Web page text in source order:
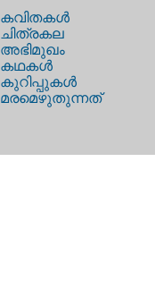
കവിതകള്‍
ചിത്രകല
അഭിമുഖം
കഥകള്‍
കുറിപ്പുകള്‍
മരമെഴുതുന്നത്